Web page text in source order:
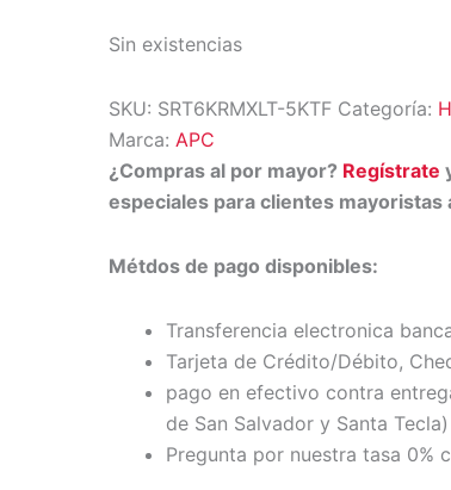
Sin existencias
SKU: SRT6KRMXLT-5KTF Categoría:
Marca: APC
¿Compras al por mayor? Regístrate
especiales para clientes mayoristas
Métdos de pago disponibles:
Transferencia electronica
Tarjeta de Crédito/Débito,
pago en efectivo contra
de San Salvador y Santa Tecla)
Pregunta por nuestra tasa 0%